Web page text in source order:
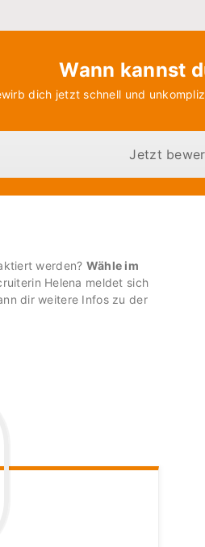
Wann kannst
dich jetzt schnell und
Jetzt
werden? Wähle im
Helena meldet sich
dir weitere Infos zu der